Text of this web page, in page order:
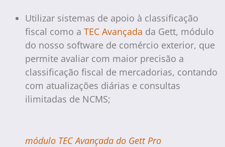
Utilizar sistemas de apoio à classificação
fiscal como a TEC Avançada da Gett, módulo
do nosso software de comércio exterior, que
permite avaliar com maior precisão a
classificação fiscal de mercadorias, contando
com atualizações diárias e consultas
ilimitadas de NCMS;
módulo TEC Avançada do Gett Pro